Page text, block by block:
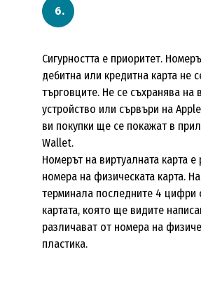
Сигурността е приоритет.
дебитна или кредитна карта не
търговците. Не се съхранява на
устройство или сървъри на
ви покупки ще се покажат в
Wallet.
Номерът на виртуалната карта е
номера на физическата карта.
терминала последните 4 цифри
картата, която ще видите
различават от номера на
пластика.